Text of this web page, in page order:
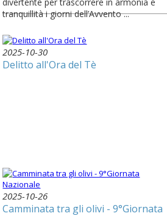
tranquillità i giorni dell’Avvento ...
2025-10-30
Delitto all'Ora del Tè
2025-10-26
Camminata tra gli olivi - 9°Giornata